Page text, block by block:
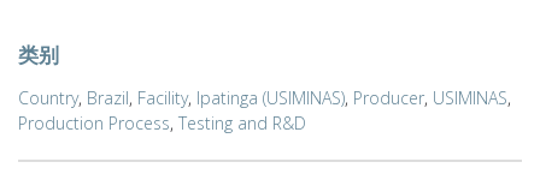
类别
Country, Brazil, Facility, Ipatinga (USIMINAS), Producer, USIMINAS,
Production Process, Testing and R&D